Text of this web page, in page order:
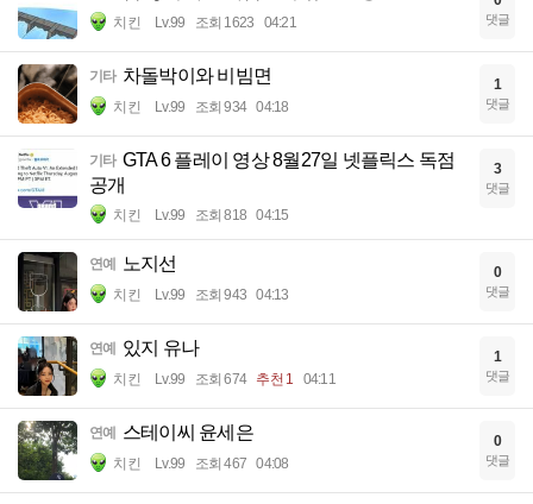
치킨 Lv.99 조회 1623 04:21 댓글
기타 차돌박이와 비빔면
치킨 Lv.99 조회 934 04:18
1
댓글
기타 GTA 6 플레이 영상 8월27일 넷플릭스 독점
공개
치킨 Lv.99 조회 818 04:15
3
댓글
연예 노지선
치킨 Lv.99 조회 943 04:13
0
댓글
연예 있지 유나
치킨 Lv.99 조회 674 추천 1 04:11
1
댓글
연예 스테이씨 윤세은
치킨 Lv.99 조회 467 04:08
0
댓글